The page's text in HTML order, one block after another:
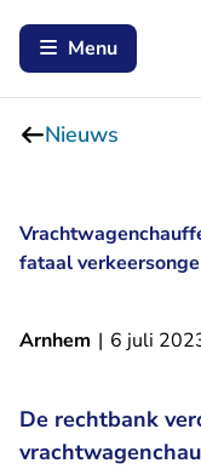
Menu
Nieuws
fataal
Arnhem | 6 juli
De rechtbank